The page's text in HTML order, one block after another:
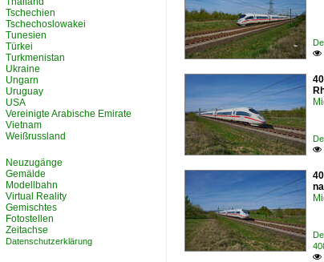



Tschechien
Tschechoslowakei
Tunesien
Türkei
Turkmenistan
Ukraine
Ungarn
Uruguay
USA
Vereinigte Arabische Emirate
Vietnam
Weißrussland
Neuzugänge
Gemälde
Modellbahn
Virtual Reality
Gemischtes
Fotostellen
Zeitachse
Datenschutzerklärung